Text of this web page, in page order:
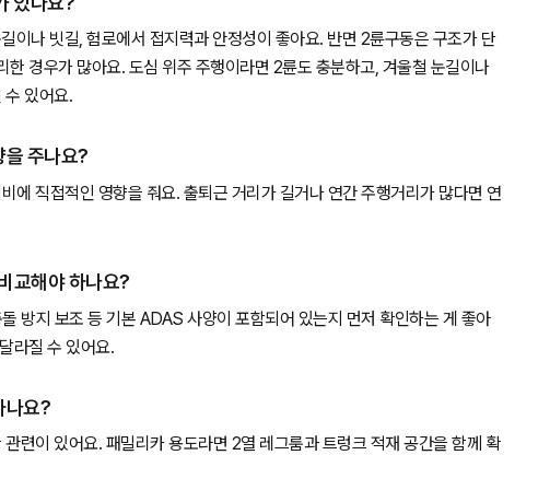
이나 빗길, 험로에서 접지력과 안정성이 좋아요. 반면 2륜구동은 구조가 단
한 경우가 많아요. 도심 위주 주행이라면 2륜도 충분하고, 겨울철 눈길이나
수 있어요.
을 주나요?
에 직접적인 영향을 줘요. 출퇴근 거리가 길거나 연간 주행거리가 많다면 연
교해야 하나요?
방지 보조 등 기본 ADAS 사양이 포함되어 있는지 먼저 확인하는 게 좋아
라질 수 있어요.
나요?
련이 있어요. 패밀리카 용도라면 2열 레그룸과 트렁크 적재 공간을 함께 확